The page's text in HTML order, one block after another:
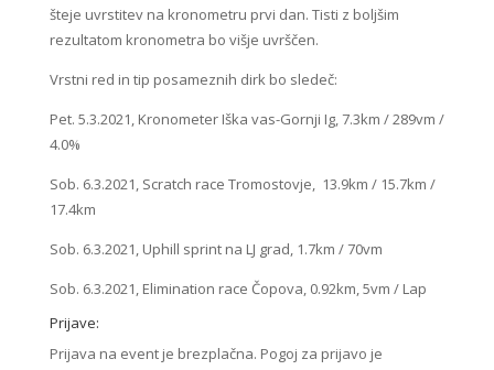
šteje uvrstitev na kronometru prvi dan. Tisti z boljšim
rezultatom kronometra bo višje uvrščen.
Vrstni red in tip posameznih dirk bo sledeč:
Pet. 5.3.2021, Kronometer Iška vas-Gornji Ig, 7.3km / 289vm /
4.0%
Sob. 6.3.2021, Scratch race Tromostovje, 13.9km / 15.7km /
17.4km
Sob. 6.3.2021, Uphill sprint na LJ grad, 1.7km / 70vm
Sob. 6.3.2021, Elimination race Čopova, 0.92km, 5vm / Lap
Prijave:
Prijava na event je brezplačna. Pogoj za prijavo je